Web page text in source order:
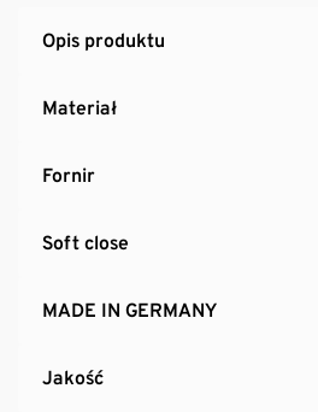
Szafa z drążkiem na ubrania
Opis produktu
Materiał
Fornir
Soft close
MADE IN GERMANY
Jakość